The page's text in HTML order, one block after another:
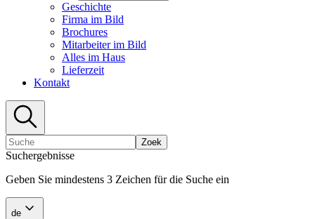
Geschichte
Firma im Bild
Brochures
Mitarbeiter im Bild
Alles im Haus
Lieferzeit
Kontakt
Zoek
Suchergebnisse
Geben Sie mindestens 3 Zeichen für die Suche ein
de